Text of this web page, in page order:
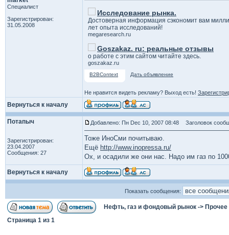
Специалист
Зарегистрирован:
31.05.2008
Исследование рынка.
Достоверная информация сэкономит вам
лет опыта исследований!
megaresearch.ru
Goszakaz. ru: реальные отзывы
о работе с этим сайтом читайте здесь.
goszakaz.ru
B2BContext Дать объявление
Не нравится видеть рекламу? Выход есть!
Вернуться к началу
Потапыч
Зарегистрирован:
23.04.2007
Сообщения: 27
Добавлено: Пн Dec 10, 2007 08:48 Заголовок
Тоже ИноСми почитываю.
Ещё http://www.inopressa.ru/
Ох, и осадили же они нас. Надо им газ по
Вернуться к началу
Показать сообщения:
Нефть, газ и фондовый рынок -> Прочее
Страница 1 из 1